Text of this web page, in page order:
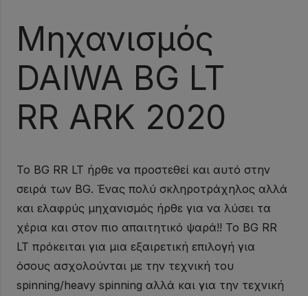
Μηχανισμός
DAIWA BG LT
RR ARK 2020
Το BG RR LT ήρθε να προστεθεί και αυτό στην
σειρά των BG. Ένας πολύ σκληροτράχηλος αλλά
και ελαφρύς μηχανισμός ήρθε για να λύσει τα
χέρια και στον πιο απαιτητικό ψαρά!! Το BG RR
LT πρόκειται για μια εξαιρετική επιλογή για
όσους ασχολούνται με την τεχνική του
spinning/heavy spinning αλλά και για την τεχνική